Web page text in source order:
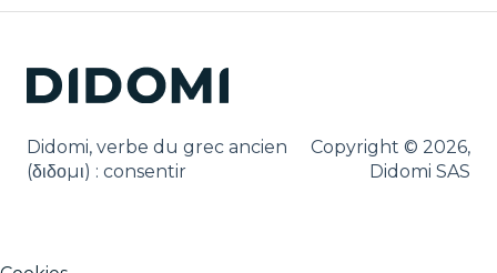
PMP
Partager le consentement
Cookies
Didomi, verbe du grec ancien
(δ‌‌ιδο‌μι) : consentir
Copyright © 2026,
Didomi SAS